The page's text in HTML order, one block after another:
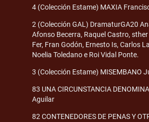
4 (Colección Estame) MAXIA
2 (Colección GAL) DramaturGA20
Afonso Becerra, Raquel Castro,
Fer, Fran Godón, Ernesto Is, Carlos
Noelia Toledano e Roi Vidal Ponte.
3 (Colección Estame) MISEMBANO
83 UNA CIRCUNSTANCIA
Aguilar
82 CONTENEDORES DE PENAS Y